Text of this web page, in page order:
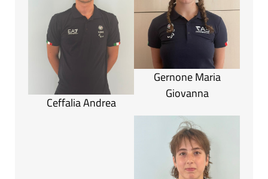
Ceffalia Andrea
Gernone Maria
Giovanna